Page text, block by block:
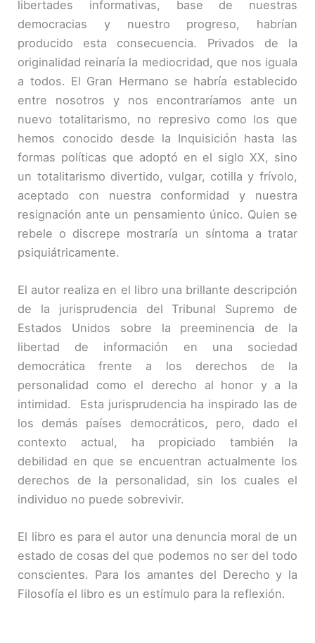
libertades informativas, base de nuestras
democracias y nuestro progreso, habrían
producido esta consecuencia. Privados de la
originalidad reinaría la mediocridad, que nos iguala
a todos. El Gran Hermano se habría establecido
entre nosotros y nos encontraríamos ante un
nuevo totalitarismo, no represivo como los que
hemos conocido desde la Inquisición hasta las
formas políticas que adoptó en el siglo XX, sino
un totalitarismo divertido, vulgar, cotilla y frívolo,
aceptado con nuestra conformidad y nuestra
resignación ante un pensamiento único. Quien se
rebele o discrepe mostraría un síntoma a tratar
psiquiátricamente.
El autor realiza en el libro una brillante descripción
de la jurisprudencia del Tribunal Supremo de
Estados Unidos sobre la preeminencia de la
libertad de información en una sociedad
democrática frente a los derechos de la
personalidad como el derecho al honor y a la
intimidad. Esta jurisprudencia ha inspirado las de
los demás países democráticos, pero, dado el
contexto actual, ha propiciado también la
debilidad en que se encuentran actualmente los
derechos de la personalidad, sin los cuales el
individuo no puede sobrevivir.
El libro es para el autor una denuncia moral de un
estado de cosas del que podemos no ser del todo
conscientes. Para los amantes del Derecho y la
Filosofía el libro es un estímulo para la reflexión.